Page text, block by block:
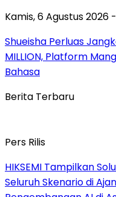
Kamis, 6 Agustus 2026
Shueisha Perluas
MILLION, Platform
Bahasa
Berita Terbaru
Pers Rilis
HIKSEMI Tampilkan
Seluruh Skenario di